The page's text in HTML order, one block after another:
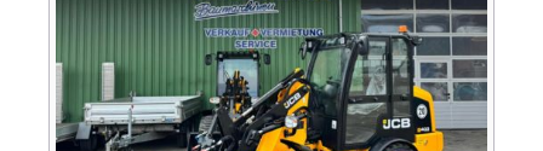
Vibrationstechnik
Kommunaltechnik
Anbaugeräte